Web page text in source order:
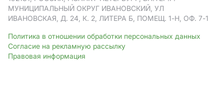
МУНИЦИПАЛЬНЫЙ ОКРУГ ИВАНОВСКИЙ, УЛ
ИВАНОВСКАЯ, Д. 24, К. 2, ЛИТЕРА Б, ПОМЕЩ. 1-Н, ОФ. 7-1
Политика в отношении обработки персональных данных
Согласие на рекламную рассылку
Правовая информация